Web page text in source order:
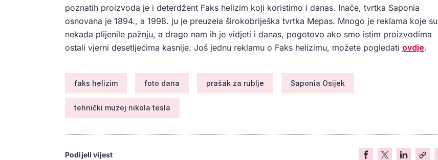
poznatih proizvoda je i deterdžent Faks helizim koji koristimo i danas. Inače, tvrtka Saponia
osnovana je 1894., a 1998. ju je preuzela širokobriješka tvrtka Mepas. Mnogo je reklama koje su
nekada plijenile pažnju, a drago nam ih je vidjeti i danas, pogotovo ako smo istim proizvodima
ostali vjerni desetljećima kasnije. Još jednu reklamu o Faks helizimu, možete pogledati ovdje.
faks helizim foto dana prašak za rublje Saponia Osijek
tehnički muzej nikola tesla
Podijeli vijest